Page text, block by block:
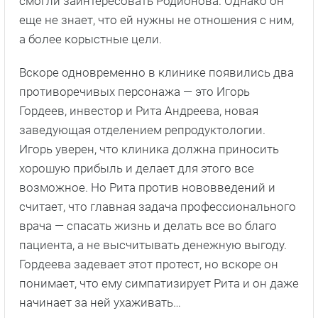
еще не знает, что ей нужны не отношения с ним,
а более корыстные цели.
Вскоре одновременно в клинике появились два
противоречивых персонажа — это Игорь
Гордеев, инвестор и Рита Андреева, новая
заведующая отделением репродуктологии.
Игорь уверен, что клиника должна приносить
хорошую прибыль и делает для этого все
возможное. Но Рита против нововведений и
считает, что главная задача профессионального
врача — спасать жизнь и делать все во благо
пациента, а не высчитывать денежную выгоду.
Гордеева задевает этот протест, но вскоре он
понимает, что ему симпатизирует Рита и он даже
начинает за ней ухаживать…